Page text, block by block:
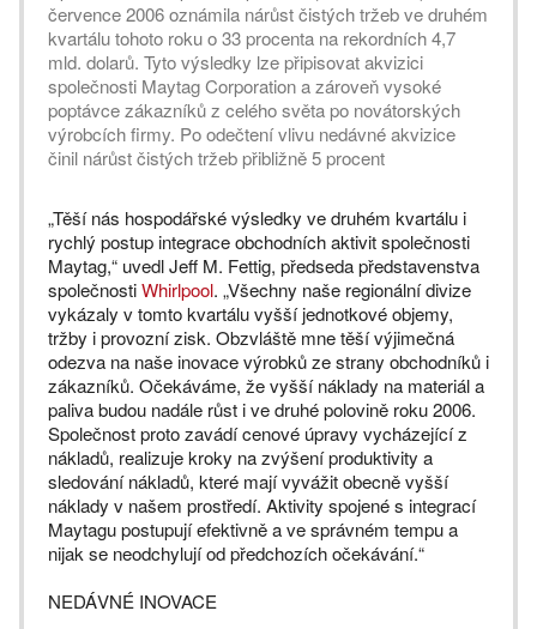
července 2006 oznámila nárůst čistých tržeb ve druhém
kvartálu tohoto roku o 33 procenta na rekordních 4,7
mld. dolarů. Tyto výsledky lze připisovat akvizici
společnosti Maytag Corporation a zároveň vysoké
poptávce zákazníků z celého světa po novátorských
výrobcích firmy. Po odečtení vlivu nedávné akvizice
činil nárůst čistých tržeb přibližně 5 procent
„Těší nás hospodářské výsledky ve druhém kvartálu i
rychlý postup integrace obchodních aktivit společnosti
Maytag,“ uvedl Jeff M. Fettig, předseda představenstva
společnostiWhirlpool. „Všechny naše regionální divize
vykázaly v tomto kvartálu vyšší jednotkové objemy,
tržby i provozní zisk. Obzvláště mne těší výjimečná
odezva na naše inovace výrobků ze strany obchodníků i
zákazníků. Očekáváme, že vyšší náklady na materiál a
paliva budou nadále růst i ve druhé polovině roku 2006.
Společnost proto zavádí cenové úpravy vycházející z
nákladů, realizuje kroky na zvýšení produktivity a
sledování nákladů, které mají vyvážit obecně vyšší
náklady v našem prostředí. Aktivity spojené s integrací
Maytagu postupují efektivně a ve správném tempu a
nijak se neodchylují od předchozích očekávání.“
NEDÁVNÉ INOVACE